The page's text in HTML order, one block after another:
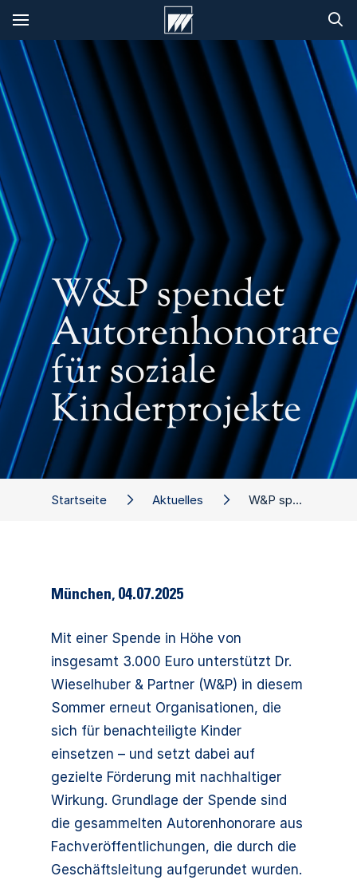
München, 04.07.2025
Mit einer Spende in Höhe von
insgesamt 3.000 Euro unterstützt Dr.
Wieselhuber & Partner (W&P) in diesem
Sommer erneut Organisationen, die
sich für benachteiligte Kinder
einsetzen – und setzt dabei auf
gezielte Förderung mit nachhaltiger
Wirkung. Grundlage der Spende sind
die gesammelten Autorenhonorare aus
Fachveröffentlichungen, die durch die
Geschäftsleitung aufgerundet wurden.
Startseite Aktuelles W&P spendet Autorenhonorare für soziale Kinderprojekte
W&P spendet
Autorenhonorare
für soziale
Kinderprojekte